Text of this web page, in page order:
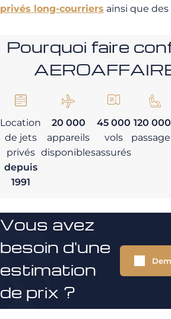
privés long-courriers ainsi que des
Pourquoi faire
Location
de jets
privés
depuis
1991
20 000
appareils
disponibles
45 000
vols
assurés
120
Vous avez
besoin d'une
estimation
de prix ?